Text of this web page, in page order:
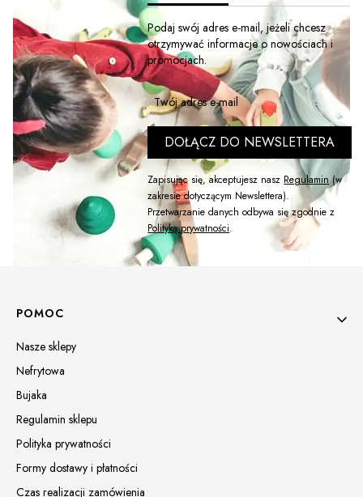
Podaj swój adres e-mail, jeżeli chcesz
otrzymywać informacje o nowościach i
promocjach.
Twój adres e-mail
DOŁĄCZ DO NEWSLETTERA
Zapisując się, akceptujesz nasz Regulamin(w
zakresie dotyczącym Newslettera).
Przetwarzanie danych odbywa się zgodnie z
Polityką prywatności.
Linki w stopce
POMOC
Nasze sklepy
Nefrytowa
Bujaka
Regulamin sklepu
Polityka prywatności
Formy dostawy i płatności
Czas realizacji zamówienia